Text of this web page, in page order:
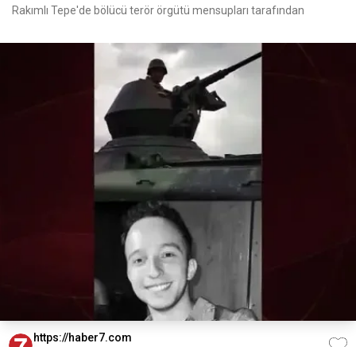
Rakımlı Tepe'de bölücü terör örgütü mensupları tarafından
https://haber7.com